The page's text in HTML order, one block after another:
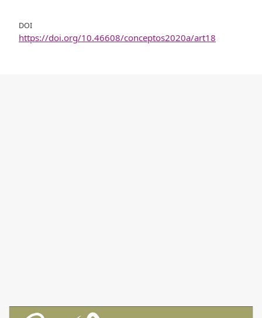
DOI
https://doi.org/10.46608/conceptos2020a/art18
Image de couverture